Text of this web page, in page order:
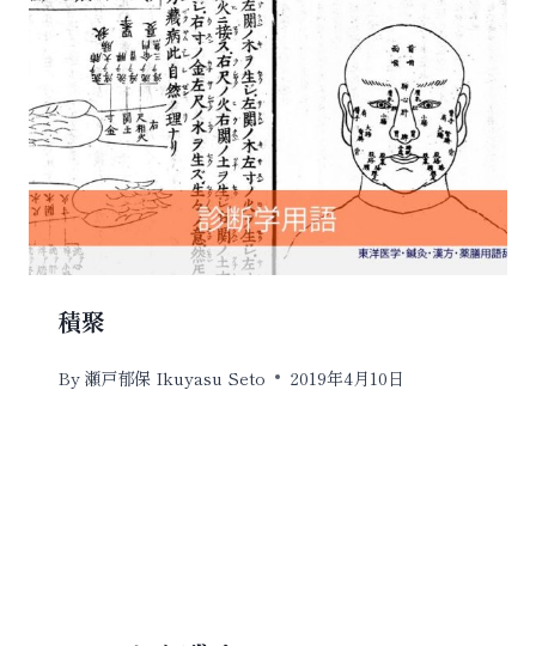
積聚
By瀬戸郁保 Ikuyasu Seto 2019年4月10日